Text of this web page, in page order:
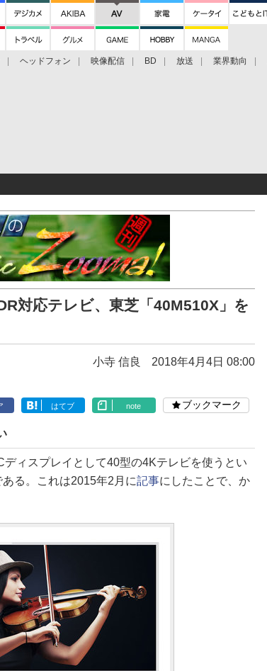
ヘッドフォン 映像配信 BD 放送 業界動向
対応テレビ、東芝「40M510X」を
小寺 信良 2018年4月4日 08:00
はてブ note ブックマーク
ィスプレイとして40型の4Kテレビを使うとい
る。これは2015年2月に記事にしたことで、か